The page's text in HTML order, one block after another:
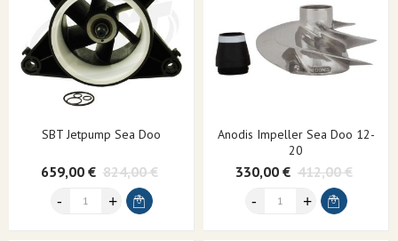
SBT Jetpump Sea Doo
659,00 € 824,00 €
Anodis Impeller Sea Doo 12-
20
330,00 € 412,00 €